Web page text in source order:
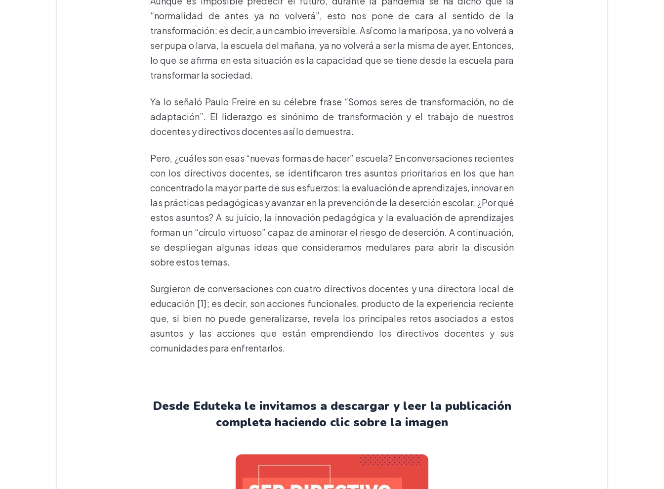
“normalidad de antes ya no volverá”, esto nos pone de cara al sentido de la
transformación; es decir, a un cambio irreversible. Así como la mariposa, ya no volverá a
ser pupa o larva, la escuela del mañana, ya no volverá a ser la misma de ayer. Entonces,
lo que se afirma en esta situación es la capacidad que se tiene desde la escuela para
transformar la sociedad.
Ya lo señaló Paulo Freire en su célebre frase “Somos seres de transformación, no de
adaptación”. El liderazgo es sinónimo de transformación y el trabajo de nuestros
docentes y directivos docentes así lo demuestra.
Pero, ¿cuáles son esas “nuevas formas de hacer” escuela? En conversaciones recientes
con los directivos docentes, se identificaron tres asuntos prioritarios en los que han
concentrado la mayor parte de sus esfuerzos: la evaluación de aprendizajes, innovar en
las prácticas pedagógicas y avanzar en la prevención de la deserción escolar. ¿Por qué
estos asuntos? A su juicio, la innovación pedagógica y la evaluación de aprendizajes
forman un “círculo virtuoso” capaz de aminorar el riesgo de deserción. A continuación,
se despliegan algunas ideas que consideramos medulares para abrir la discusión
sobre estos temas.
Surgieron de conversaciones con cuatro directivos docentes y una directora local de
educación [1]; es decir, son acciones funcionales, producto de la experiencia reciente
que, si bien no puede generalizarse, revela los principales retos asociados a estos
asuntos y las acciones que están emprendiendo los directivos docentes y sus
comunidades para enfrentarlos.
Desde Eduteka le invitamos a descargar y leer la publicación
completa haciendo clic sobre la imagen